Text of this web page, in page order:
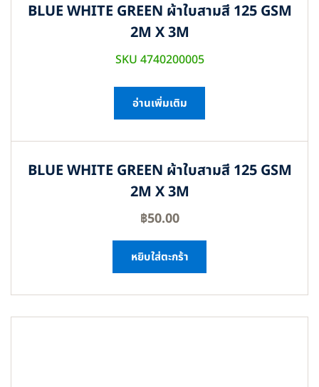
BLUE WHITE GREEN ผ้าใบสามสี 125 GSM
2M X 3M
SKU 4740200005
อ่านเพิ่มเติม
BLUE WHITE GREEN ผ้าใบสามสี 125 GSM
2M X 3M
฿50.00
หยิบใส่ตะกร้า